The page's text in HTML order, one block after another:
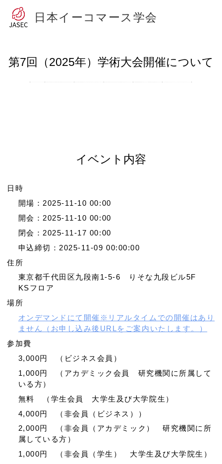
日本イーコマース学会
JASECとは
第7回（2025年）学術大会開催について
イベント内容
日時
開場：2025-11-10 00:00
開会：2025-11-10 00:00
閉会：2025-11-17 00:00
申込締切：2025-11-09 00:00:00
住所
東京都千代田区九段南1-5-6 りそな九段ビル5F
KSフロア
場所
オンデマンドにて開催※リアルタイムでの開催はあり
ません（お申し込み後URLをご案内いたします。）
参加費
3,000円 （ビジネス会員）
1,000円 （アカデミック会員 研究機関に所属して
いる方）
無料 （学生会員 大学生及び大学院生）
4,000円 （非会員（ビジネス））
2,000円 （非会員（アカデミック） 研究機関に所
属している方）
1,000円 （非会員（学生） 大学生及び大学院生）